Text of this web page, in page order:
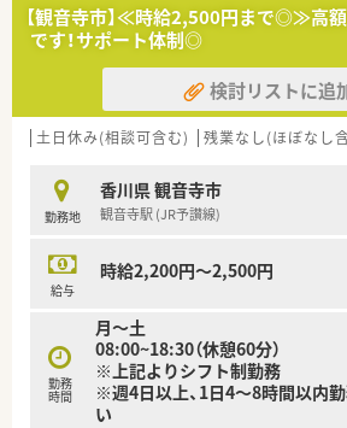
【観音寺市】≪時給2,500円まで◎≫高
です！サポート体制◎
検討リストに追
土日休み(相談可含む) 残業なし(ほぼなし
勤務地
香川県 観音寺市
観音寺駅 (JR予讃線)
給与
時給2,200円～2,500円
勤務
時間
月～土
08:00~18:30（休憩60分）
※上記よりシフト制勤務
※週4日以上、1日4～8時間以内
い